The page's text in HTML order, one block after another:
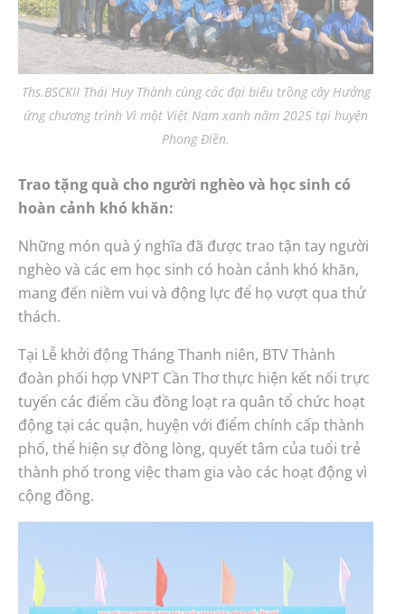
Ths.BSCKII Thái Huy Thành cùng các đại biểu trồng cây Hưởng
ứng chương trình Vì một Việt Nam xanh năm 2025 tại huyện
Phong Điền.
Trao tặng quà cho người nghèo và học sinh có
hoàn cảnh khó khăn:
Những món quà ý nghĩa đã được trao tận tay người
nghèo và các em học sinh có hoàn cảnh khó khăn,
mang đến niềm vui và động lực để họ vượt qua thử
thách.
Tại Lễ khởi động Tháng Thanh niên, BTV Thành
đoàn phối hợp VNPT Cần Thơ thực hiện kết nối trực
tuyến các điểm cầu đồng loạt ra quân tổ chức hoạt
động tại các quận, huyện với điểm chính cấp thành
phố, thể hiện sự đồng lòng, quyết tâm của tuổi trẻ
thành phố trong việc tham gia vào các hoạt động vì
cộng đồng.